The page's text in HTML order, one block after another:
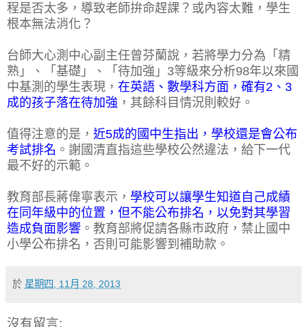
程是否太多，導致老師拚命趕課？或內容太難，學生
根本無法消化？
台師大心測中心副主任曾芬蘭說，若將學力分為「精
熟」、「基礎」、「待加強」3等級來分析98年以來國
中基測的學生表現， 在英語、數學科方面，確有2、3
成的孩子落在待加強 ，其餘科目情況則較好。
值得注意的是， 近5成的國中生指出，學校還是會公布
考試排名 。謝國清直指這些學校公然違法，給下一代
最不好的示範。
教育部長蔣偉寧表示， 學校可以讓學生知道自己成績
在同年級中的位置，但不能公布排名，以免對其學習
造成負面影響 。教育部將促請各縣市政府，禁止國中
小學公布排名，否則可能影響到補助款。
於 星期四, 11月 28, 2013
沒有留言: